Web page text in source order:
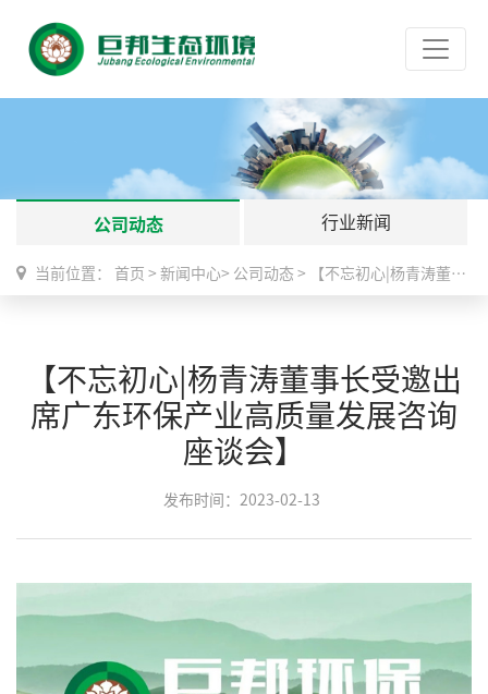
公司动态 行业新闻
当前位置： 首页 > 新闻中心> 公司动态> 【不忘初心|杨青涛董事长受邀出席广东环保产业高质量发展咨询座谈会】
【不忘初心|杨青涛董事长受邀出
席广东环保产业高质量发展咨询
座谈会】
发布时间：2023-02-13